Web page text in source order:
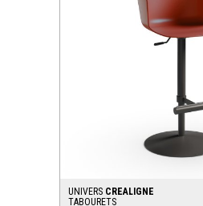
UNIVERS CREALIGNE
TABOURETS